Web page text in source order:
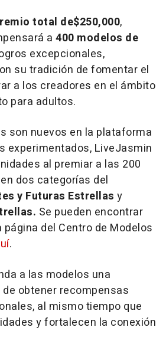
total de$250,000,
a 400 modelos de
excepcionales,
su tradición de fomentar el
a los creadores en el ámbito
para adultos.
son nuevos en la plataforma
experimentados, LiveJasmin
al premiar a las 200
dos categorías del
y Futuras Estrellas y
. Se pueden encontrar
del Centro de Modelos
.
a las modelos una
obtener recompensas
al mismo tiempo que
y fortalecen la conexión